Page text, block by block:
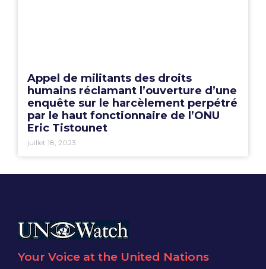
Appel de militants des droits
humains réclamant l’ouverture d’une
enquête sur le harcèlement perpétré
par le haut fonctionnaire de l’ONU
Eric Tistounet
juillet 18, 2023
Your Voice at the United Nations